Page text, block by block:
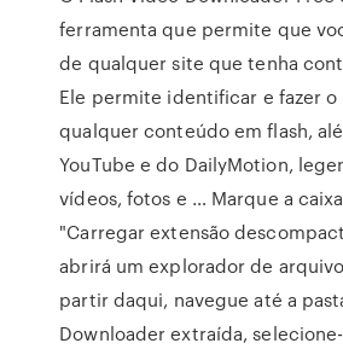
ferramenta que permite que
de qualquer site que tenha
Ele permite identificar e fazer
qualquer conteúdo em flash,
YouTube e do DailyMotion,
vídeos, fotos e … Marque a
"Carregar extensão
abrirá um explorador de
partir daqui, navegue até a
Downloader extraída,